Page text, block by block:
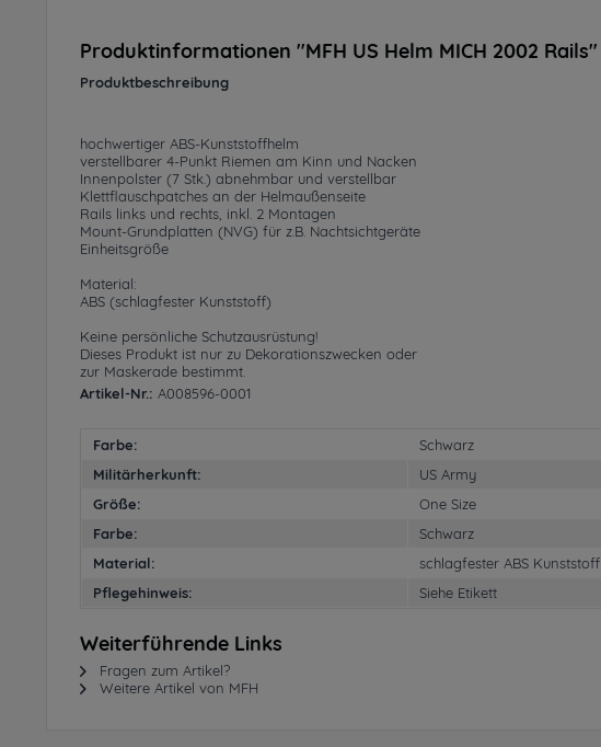
Produktinformationen "MFH US Helm MICH 2002 Rails"
Produktbeschreibung
hochwertiger ABS-Kunststoffhelm
verstellbarer 4-Punkt Riemen am Kinn und Nacken
Innenpolster (7 Stk.) abnehmbar und verstellbar
Klettflauschpatches an der Helmaußenseite
Rails links und rechts, inkl. 2 Montagen
Mount-Grundplatten (NVG) für z.B. Nachtsichtgeräte
Einheitsgröße
Material:
ABS (schlagfester Kunststoff)
Keine persönliche Schutzausrüstung!
Dieses Produkt ist nur zu Dekorationszwecken oder
zur Maskerade bestimmt.
Artikel-Nr.: A008596-0001
Farbe:
Schwarz
Militärherkunft:
US Army
Größe:
One Size
Farbe:
Schwarz
Material:
schlagfester ABS Kunststoff
Pflegehinweis:
Siehe Etikett
Weiterführende Links
Fragen zum Artikel?
Weitere Artikel von MFH